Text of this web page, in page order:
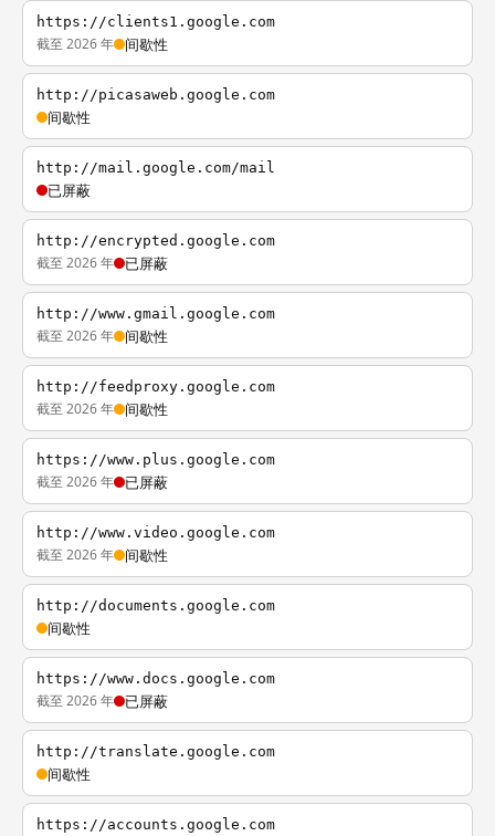
https://clients1.google.com
截至 2026 年 间歇性
http://picasaweb.google.com
间歇性
http://mail.google.com/mail
已屏蔽
http://encrypted.google.com
截至 2026 年 已屏蔽
http://www.gmail.google.com
截至 2026 年 间歇性
http://feedproxy.google.com
截至 2026 年 间歇性
https://www.plus.google.com
截至 2026 年 已屏蔽
http://www.video.google.com
截至 2026 年 间歇性
http://documents.google.com
间歇性
https://www.docs.google.com
截至 2026 年 已屏蔽
http://translate.google.com
间歇性
https://accounts.google.com